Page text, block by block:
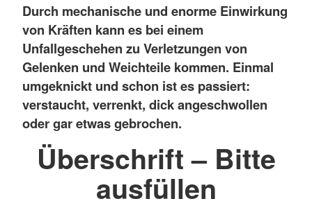
Durch mechanische und enorme Einwirkung
von Kräften kann es bei einem
Unfallgeschehen zu Verletzungen von
Gelenken und Weichteile kommen. Einmal
umgeknickt und schon ist es passiert:
verstaucht, verrenkt, dick angeschwollen
oder gar etwas gebrochen.
Überschrift – Bitte
ausfüllen